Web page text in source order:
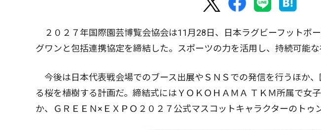
２０２７年国際園芸博覧会協会は11月28日、日本ラグビーフットボ
グワンと包括連携協定を締結した。スポーツの力を活用し、持続可能な
今後は日本代表戦会場でのブース出展やＳＮＳでの発信を行うほか
る桜を植樹する計画だ。締結式にはＹＯＫＯＨＡＭＡ ＴＫＭ所属で女
か、ＧＲＥＥＮ×ＥＸＰＯ２０２７公式マスコットキャラクターのトゥ